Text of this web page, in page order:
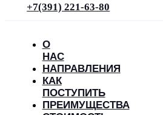
+7(391) 221-63-80
О
НАС
НАПРАВЛЕНИЯ
КАК
ПОСТУПИТЬ
ПРЕИМУЩЕСТВА